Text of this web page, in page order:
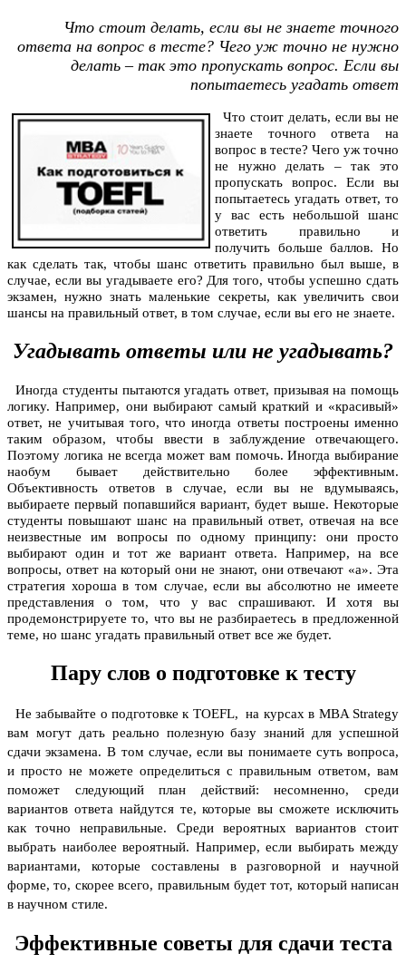
Что стоит делать, если вы не знаете точного
ответа на вопрос в тесте? Чего уж точно не нужно
делать – так это пропускать вопрос. Если вы
попытаетесь угадать ответ
Что стоит делать, если вы не
знаете точного ответа на
вопрос в тесте? Чего уж точно
не нужно делать – так это
пропускать вопрос. Если вы
попытаетесь угадать ответ, то
у вас есть небольшой шанс
ответить правильно и
получить больше баллов. Но
как сделать так, чтобы шанс ответить правильно был выше, в
случае, если вы угадываете его? Для того, чтобы успешно сдать
экзамен, нужно знать маленькие секреты, как увеличить свои
шансы на правильный ответ, в том случае, если вы его не знаете.
Угадывать ответы или не угадывать?
Иногда студенты пытаются угадать ответ, призывая на помощь
логику. Например, они выбирают самый краткий и «красивый»
ответ, не учитывая того, что иногда ответы построены именно
таким образом, чтобы ввести в заблуждение отвечающего.
Поэтому логика не всегда может вам помочь. Иногда выбирание
наобум бывает действительно более эффективным.
Объективность ответов в случае, если вы не вдумываясь,
выбираете первый попавшийся вариант, будет выше. Некоторые
студенты повышают шанс на правильный ответ, отвечая на все
неизвестные им вопросы по одному принципу: они просто
выбирают один и тот же вариант ответа. Например, на все
вопросы, ответ на который они не знают, они отвечают «а». Эта
стратегия хороша в том случае, если вы абсолютно не имеете
представления о том, что у вас спрашивают. И хотя вы
продемонстрируете то, что вы не разбираетесь в предложенной
теме, но шанс угадать правильный ответ все же будет.
Пару слов о подготовке к тесту
Не забывайте о подготовке к TOEFL, на курсах в MBA Strategy
вам могут дать реально полезную базу знаний для успешной
сдачи экзамена. В том случае, если вы понимаете суть вопроса,
и просто не можете определиться с правильным ответом, вам
поможет следующий план действий: несомненно, среди
вариантов ответа найдутся те, которые вы сможете исключить
как точно неправильные. Среди вероятных вариантов стоит
выбрать наиболее вероятный. Например, если выбирать между
вариантами, которые составлены в разговорной и научной
форме, то, скорее всего, правильным будет тот, который написан
в научном стиле.
Эффективные советы для сдачи теста